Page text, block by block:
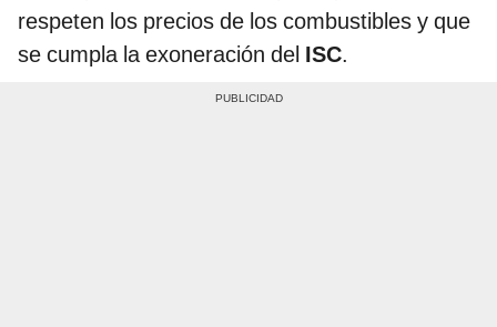
respeten los precios de los combustibles y que
se cumpla la exoneración del ISC.